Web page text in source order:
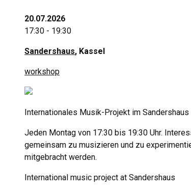
20.07.2026
17:30 - 19:30
Sandershaus, Kassel
workshop
Internationales Musik-Projekt im Sandershaus
Jeden Montag von 17:30 bis 19:30 Uhr.
gemeinsam zu musizieren und zu
mitgebracht werden.
International music project at Sandershaus